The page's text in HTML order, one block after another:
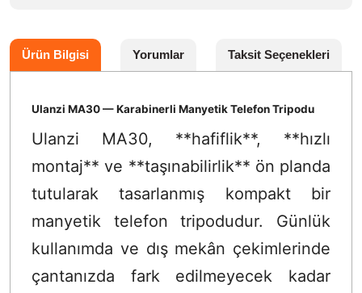
Ürün Bilgisi Yorumlar Taksit Seçenekleri
Ulanzi MA30 — Karabinerli Manyetik Telefon Tripodu
Ulanzi MA30, **hafiflik**, **hızlı
montaj** ve **taşınabilirlik** ön planda
tutularak tasarlanmış kompakt bir
manyetik telefon tripodudur. Günlük
kullanımda ve dış mekân çekimlerinde
çantanızda fark edilmeyecek kadar